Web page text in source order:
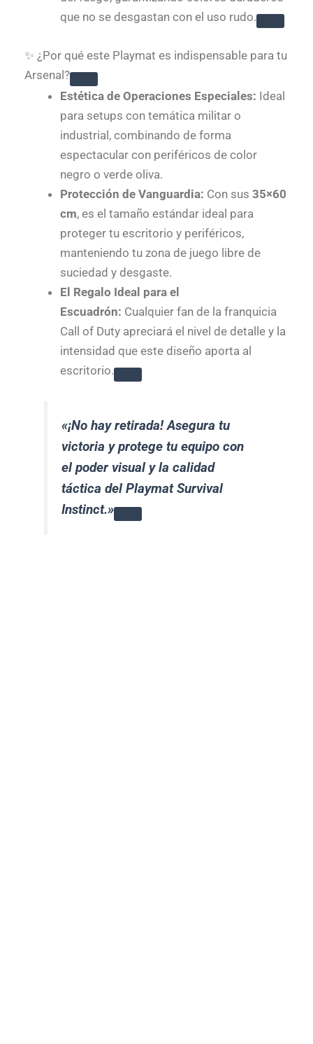
que no se desgastan con el uso rudo.
✨ ¿Por qué este Playmat es indispensable para tu
Arsenal?
Estética de Operaciones Especiales: Ideal
para setups con temática militar o
industrial, combinando de forma
espectacular con periféricos de color
negro o verde oliva.
Protección de Vanguardia: Con sus 35×60
cm, es el tamaño estándar ideal para
proteger tu escritorio y periféricos,
manteniendo tu zona de juego libre de
suciedad y desgaste.
El Regalo Ideal para el
Escuadrón: Cualquier fan de la franquicia
Call of Duty apreciará el nivel de detalle y la
intensidad que este diseño aporta al
escritorio.
«¡No hay retirada! Asegura tu
victoria y protege tu equipo con
el poder visual y la calidad
táctica del Playmat Survival
Instinct.»